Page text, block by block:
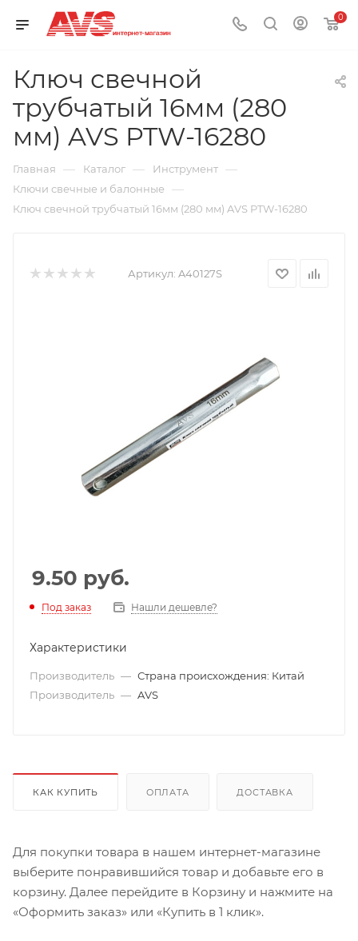
0
Ключ свечной
трубчатый 16мм (280
мм) AVS PTW-16280
Главная — Каталог — Инструмент —
Ключи свечные и балонные —
Ключ свечной трубчатый 16мм (280 мм) AVS PTW-16280
Артикул: A40127S
9.50 руб.
Под заказ Нашли дешевле?
Характеристики
Производитель — Страна происхождения: Китай
Производитель — AVS
КАК КУПИТЬ ОПЛАТА ДОСТАВКА
Для покупки товара в нашем интернет-магазине
выберите понравившийся товар и добавьте его в
корзину. Далее перейдите в Корзину и нажмите на
«Оформить заказ» или «Купить в 1 клик».